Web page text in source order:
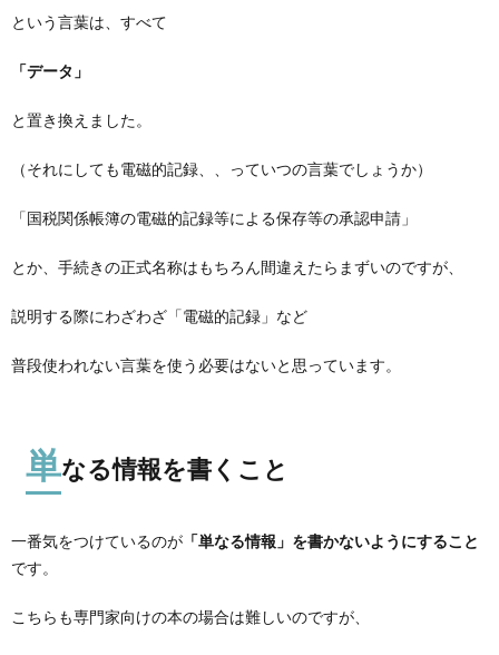
という言葉は、すべて
「データ」
と置き換えました。
（それにしても電磁的記録、、っていつの言葉でしょうか）
「国税関係帳簿の電磁的記録等による保存等の承認申請」
とか、手続きの正式名称はもちろん間違えたらまずいのですが、
説明する際にわざわざ「電磁的記録」など
普段使われない言葉を使う必要はないと思っています。
単なる情報を書くこと
一番気をつけているのが 「単なる情報」を書かないようにすること
です。
こちらも専門家向けの本の場合は難しいのですが、